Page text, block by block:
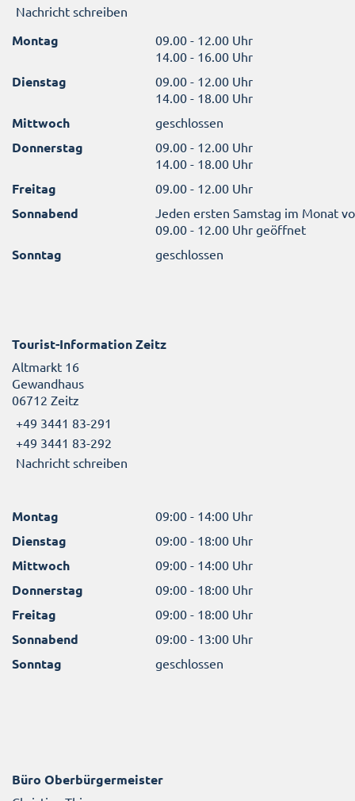
Nachricht schreiben
Montag
09.00 - 12.00 Uhr
14.00 - 16.00 Uhr
Dienstag
09.00 - 12.00 Uhr
14.00 - 18.00 Uhr
Mittwoch geschlossen
Donnerstag
09.00 - 12.00 Uhr
14.00 - 18.00 Uhr
Freitag 09.00 - 12.00 Uhr
Sonnabend
Jeden ersten Samstag im Monat
09.00 - 12.00 Uhr geöffnet
Sonntag geschlossen
Tourist-Information Zeitz
Altmarkt 16
Gewandhaus
06712 Zeitz
+49 3441 83-291
+49 3441 83-292
Nachricht schreiben
Montag 09:00 - 14:00 Uhr
Dienstag 09:00 - 18:00 Uhr
Mittwoch 09:00 - 14:00 Uhr
Donnerstag 09:00 - 18:00 Uhr
Freitag 09:00 - 18:00 Uhr
Sonnabend 09:00 - 13:00 Uhr
Sonntag geschlossen
Büro Oberbürgermeister